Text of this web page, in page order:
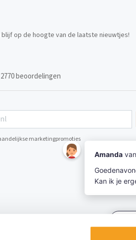
op de hoogte van de laatste nieuwtjes!
2770 beoordelingen
marketingpromoties